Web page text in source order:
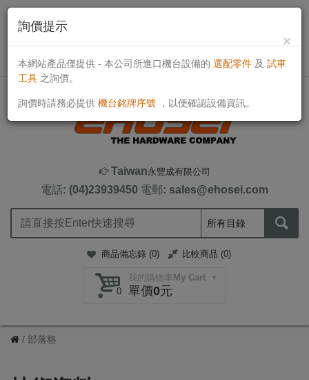
目前線上客戶：609人 TWD
Taiwan永豐成有限公司
電話: (04)23939450 電郵: sales@ehosei.com
商品備忘錄 (0) 比較商品 (0)
我的購物車My Cart
0
單價0元
部落格
詢價提示
×
本網站產品僅提供 - 本公司所進口機台設備的 選配零件 及 試車
工具 之詢價。
詢價時請務必提供 機台銘牌序號 ，以便確認設備資訊。